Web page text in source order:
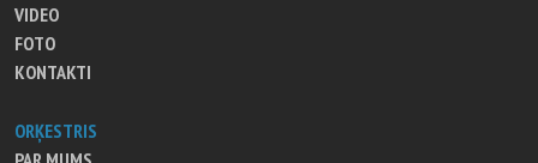
VIDEO
FOTO
KONTAKTI
ORĶESTRIS